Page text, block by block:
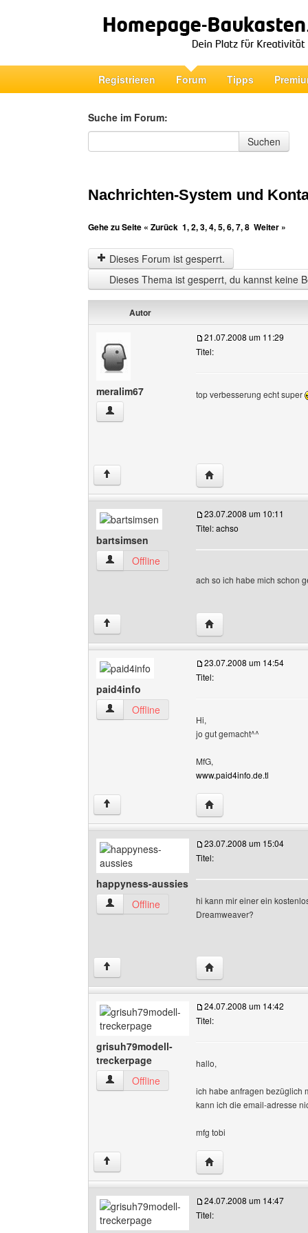
Registrieren Forum Tipps
Suche im Forum:
Suche im Forum
Suchen
Nachrichten-System und
Gehe zu Seite « Zurück 1,2,3,4,5,6,7,8 Weiter »
Dieses Forum ist gesperrt.
Dieses Thema ist gesperrt, du kannst keine
Autor
meralim67
meralim67 Benutzer-Profile anzeigen
21.07.2008 um 11:29
Titel:
top verbesserung echt super
↑ Website dieses
bartsimsen
bartsimsen Benutzer-Profile anzeigen
Offline
23.07.2008 um 10:11
Titel: achso
ach so ich habe mich schon
↑ Website dieses
paid4info
paid4info Benutzer-Profile anzeigen
Offline
23.07.2008 um 14:54
Titel:
Hi,
jo gut gemacht^^
MfG,
www.paid4info.de.tl
↑ Website dieses
happyness-aussies
happyness-aussies Benutzer-Profile anzeigen
Offline
23.07.2008 um 15:04
Titel:
hi kann mir einer ein
Dreamweaver?
↑ Website dieses
grisuh79modell-
treckerpage
grisuh79modell-treckerpage Benutzer-Profile
Offline
24.07.2008 um 14:42
Titel:
hallo,
ich habe anfragen bezüglich
kann ich die email-adresse
mfg tobi
↑ Website dieses
24.07.2008 um 14:47
Titel: